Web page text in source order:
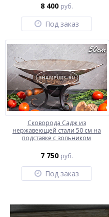
8 400 руб.
Под заказ
Сковорода Садж из
нержавеющей стали 50 см на
подставке с зольником
7 750 руб.
Под заказ